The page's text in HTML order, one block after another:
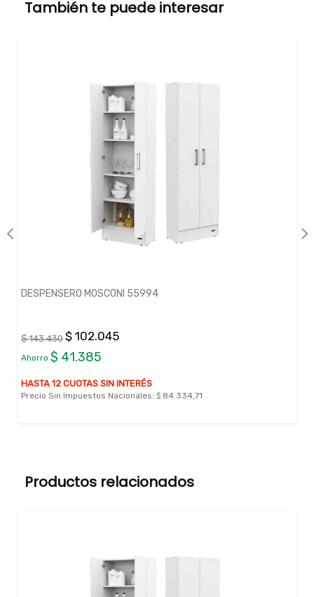
También te puede interesar
DESPENSERO MOSCONI 55994
$ 143.430 $ 102.045
Ahorro $ 41.385
HASTA 12 CUOTAS SIN INTERÉS
Precio Sin Impuestos Nacionales: $ 84.334,71
Productos relacionados